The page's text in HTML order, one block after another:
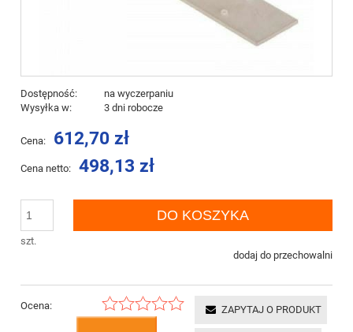
Dostępność:
na wyczerpaniu
Wysyłka w:
3 dni robocze
Cena: 612,70 zł
Cena netto: 498,13 zł
szt.
DO KOSZYKA
dodaj do przechowalni
Ocena: ZAPYTAJ O PRODUKT